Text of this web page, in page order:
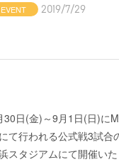
EVENT 2019/7/29
30日(金)～9月1日(日)に
て行われる公式戦3試合
スタジアムにて開催いた